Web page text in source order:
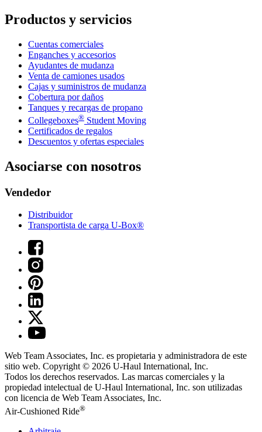
Productos y servicios
Cuentas comerciales
Enganches y accesorios
Ayudantes de mudanza
Venta de camiones usados
Cajas y suministros de mudanza
Cobertura por daños
Tanques y recargas de propano
Collegeboxes® Student Moving
Certificados de regalos
Descuentos y ofertas especiales
Asociarse con nosotros
Vendedor
Distribuidor
Transportista de carga U-Box®
Web Team Associates, Inc. es propietaria y administradora de este
sitio web. Copyright © 2026 U-Haul International, Inc.
Todos los derechos reservados. Las marcas comerciales y la
propiedad intelectual de U-Haul International, Inc. son utilizadas
con licencia de Web Team Associates, Inc.
Air-Cushioned Ride®